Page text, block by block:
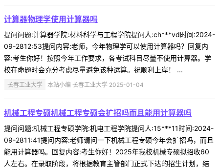
计算器物理学使用计算器吗
提问问题:计算器学院:材料科学与工程学院提问人:ch***vd时间:2024-
09-2812:53提问内容:老师，今年物理学可以使用计算器吗？回复内
容:考生你好！按照今年工作要求，各考试科目尽量不使用计算器。学
校在命题时会充分考虑尽量避免该种运算。祝顺利上岸！ ...
长春工业大学 本站小编 长春工业大学 2025-01-04
机械工程专硕机械工程专硕会扩招吗而且能用计算器吗
提问问题:机械工程专硕学院:机电工程学院提问人:15***11时间:2024-
09-2811:41提问内容:老师请问一下机械工程专硕今年会扩招吗，而且
能用计算器吗。回复内容:考生你好！2025年我校机械专硕拟招收60
人左右。在录取阶段，将根据教育主管部门正式下达的招生计划，结